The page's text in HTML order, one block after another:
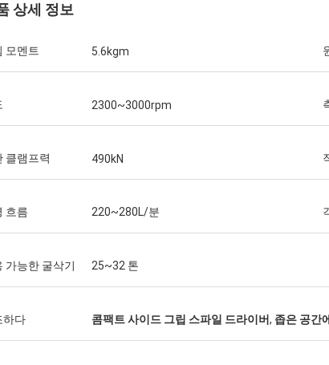
상세 정보
모멘트 5.6kgm
2300~3000rpm
클램프력 490kN
흐름 220~280L/분
가능한 굴삭기 25~32 톤
하다 콤팩트 사이드 그립 스파일 드라이버, 좁은 공간